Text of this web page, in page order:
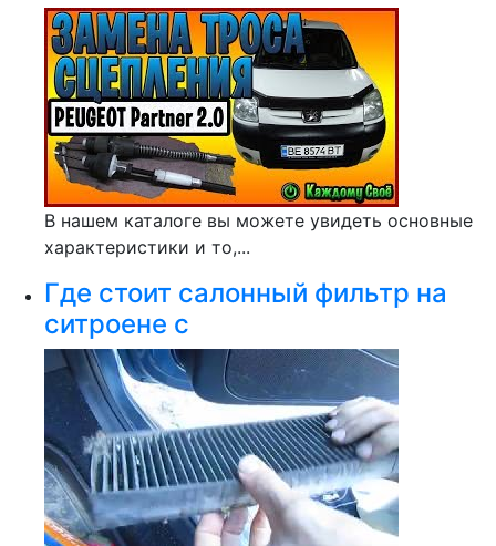
В нашем каталоге вы можете увидеть основные
характеристики и то,...
Где стоит салонный фильтр на
ситроене с